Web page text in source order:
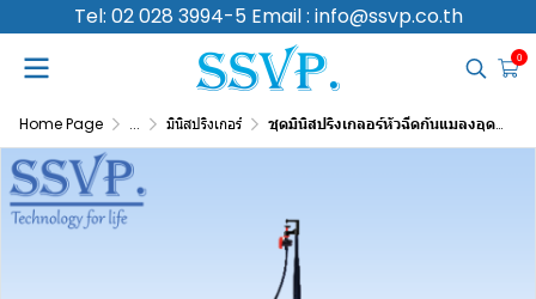
Tel: 02 028 3994-5 Email : info@ssvp.co.th
0
Home Page ... มินิสปริงเกอร์ ชุดมินิสปริงเกลอร์หัวฉีดกันแมลงอุดตัน ปริมาณน้ำ 50 (L/H) สูง 40 ซม. รุ่น ANT-V 1401 SET รหัส 351-1412050-10 บรรจุ 10 ชุด